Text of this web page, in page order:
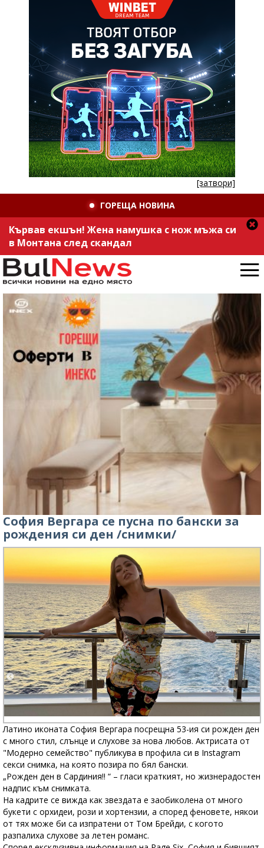
[затвори]
ГОРЕЩА НОВИНА
Кървав екшън! Жена намушка с нож мъжа си
в Монтана след скандал
София Вергара се пусна по бански за
рождения си ден /снимки/
Латино иконата София Вергара посрещна 53-ия си рожден ден
с много стил, слънце и слухове за нова любов. Актрисата от
"Модерно семейство" публикува в профила си в Instagram
секси снимка, на която позира по бял бански.
„Рожден ден в Сардиния!! “ – гласи краткият, но жизнерадостен
надпис към снимката.
На кадрите се вижда как звездата е заобиколена от много
букети с орхидеи, рози и хортензии, а според феновете, някои
от тях може би са изпратени от Том Брейди, с когото
разпалиха слухове за летен романс.